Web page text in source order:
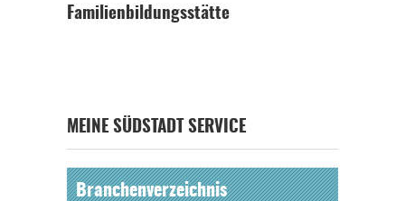
Familienbildungsstätte
MEINE SÜDSTADT SERVICE
Branchenverzeichnis